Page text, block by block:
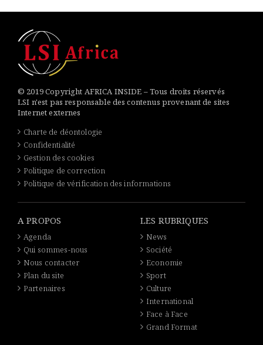
© 2019 Copyright AFRICA INSIDE – Tous droits réservés
LSI n'est pas responsable des contenus provenant de sites
Internet externes
Charte de déontologie
Confidentialité
Gestion des cookies
Politique de correction
Politique de vérification des informations
A PROPOS
Agenda
Qui sommes-nous
Nous contacter
Plan du site
Partenaires
LES RUBRIQUES
News
Société
Economie
Sport
Culture
International
Face à Face
Grand Format